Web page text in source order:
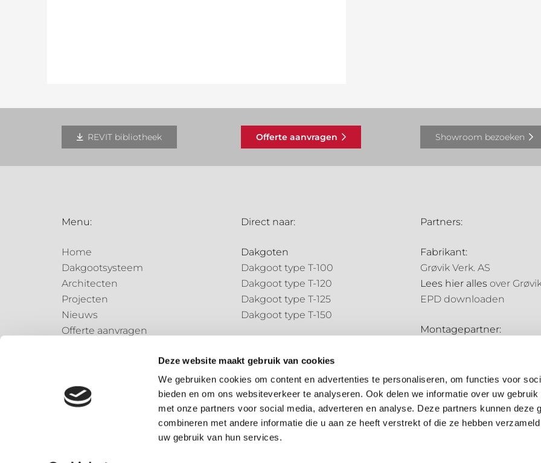
Deze website maakt gebruik van cookies
We gebruiken cookies om content en advertenties te personaliseren, om functies voor
bieden en om ons websiteverkeer te analyseren. Ook delen we informatie over uw
met onze partners voor social media, adverteren en analyse. Deze partners kunnen deze
combineren met andere informatie die u aan ze heeft verstrekt of die ze hebben
uw gebruik van hun services.
REVIT bibliotheek Offerte aanvragen Showroom bezoeken
Menu:
Home
Dakgootsysteem
Architecten
Projecten
Nieuws
Offerte aanvragen
Direct naar:
Dakgoten
Dakgoot type T-100
Dakgoot type T-120
Dakgoot type T-125
Dakgoot type T-150
Regenpijp type N-70
Regenpijp type N-85
Speciale onderdelen
Speciale onderdelen
Partners:
Fabrikant:
Grøvik Verk. AS
Lees hier alles over
EPD downloaden
Montagepartner:
Distributiepartners:
Bouwmarkt NL
Hubo